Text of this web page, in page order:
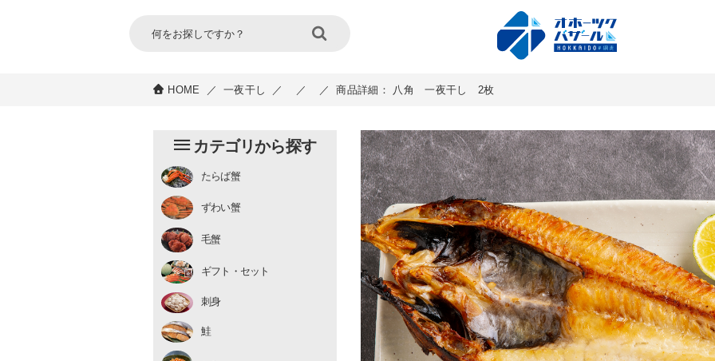
HOME ／ 一夜干し ／ ／ ／ 商品詳細： 八角 一夜干し 2枚
カテゴリから探す
たらば蟹
チルド
むき身 ずわい蟹
むき身
生冷凍 毛蟹
チルド
ギフト・セット
刺身
鮭